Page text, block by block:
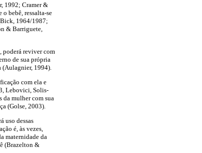
1992; Cramer &
bebê, ressalta-se
1964/1987;
& Barriguete,
poderá reviver com
de sua própria
(Aulagnier, 1994).
com ela e
Lebovici, Solis-
da mulher com sua
(Golse, 2003).
uso dessas
é, às vezes,
maternidade da
(Brazelton &